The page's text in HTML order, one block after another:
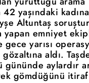
42 yaşındaki
Altuntaş
yapan emniyet
yarısı
aldı.
aylardır
gömdüğünü